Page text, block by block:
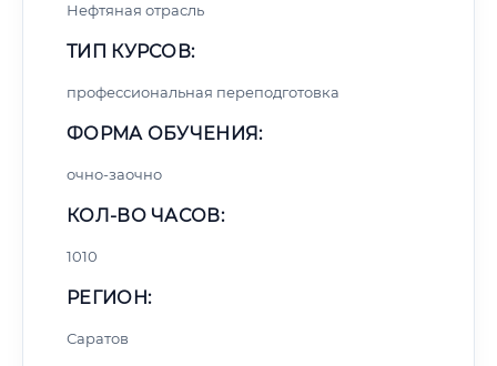
Нефтяная отрасль
ТИП КУРСОВ:
профессиональная переподготовка
ФОРМА ОБУЧЕНИЯ:
очно-заочно
КОЛ-ВО ЧАСОВ:
1010
РЕГИОН:
Саратов